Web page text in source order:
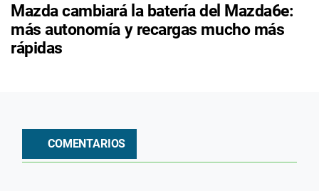
Mazda cambiará la batería del Mazda6e:
más autonomía y recargas mucho más
rápidas
COMENTARIOS